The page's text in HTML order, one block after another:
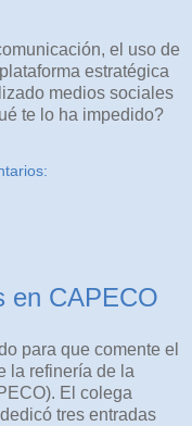
el uso de
estratégica
medios sociales
te lo ha impedido?
en CAPECO
para que comente el
la refinería de la
El colega
tres entradas